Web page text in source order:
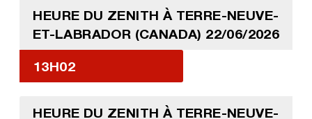
HEURE DU ZENITH À TERRE-NEUVE-
ET-LABRADOR (CANADA) 22/06/2026
13H02
HEURE DU ZENITH À TERRE-NEUVE-